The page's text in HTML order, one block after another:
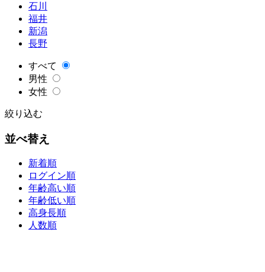
石川
福井
新潟
長野
すべて
男性
女性
絞り込む
並べ替え
新着順
ログイン順
年齢高い順
年齢低い順
高身長順
人数順